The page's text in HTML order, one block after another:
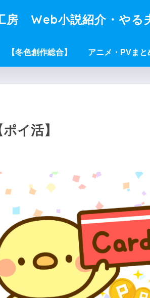
房 Web小説紹介・やる
【冬色創作総合】 アニメ・PVまと
イ活】